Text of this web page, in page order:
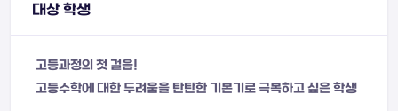
대상 학생
고등과정의 첫 걸음!
고등수학에 대한 두려움을 탄탄한 기본기로 극복하고 싶은 학생